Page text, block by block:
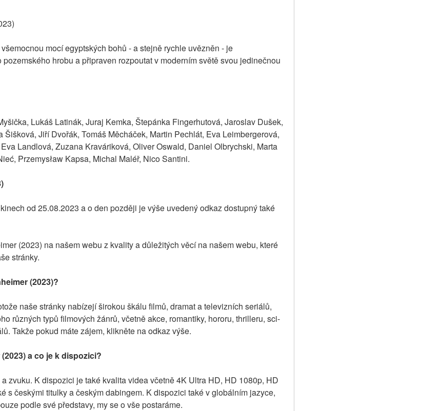
mocí egyptských bohů - a stejně rychle uvězněn - je
hrobu a připraven rozpoutat v moderním světě svou jedinečnou
Lukáš Latinák, Juraj Kemka, Štepánka Fingerhutová, Jaroslav Dušek,
Jiří Dvořák, Tomáš Měcháček, Martin Pechlát, Eva Leimbergerová,
Landlová, Zuzana Kraváriková, Oliver Oswald, Daniel Olbrychski, Marta
Przemysław Kapsa, Michal Maléř, Nico Santini.
od 25.08.2023 a o den později je výše uvedený odkaz dostupný také
(2023) na našem webu z kvality a důležitých věcí na našem webu, které
stránky.
(2023)?
naše stránky nabízejí širokou škálu filmů, dramat a televizních seriálů,
různých typů filmových žánrů, včetně akce, romantiky, hororu, thrilleru, sci-
Takže pokud máte zájem, klikněte na odkaz výše.
a co je k dispozici?
zvuku. K dispozici je také kvalita videa včetně 4K Ultra HD, HD 1080p, HD
s českými titulky a českým dabingem. K dispozici také v globálním jazyce,
podle své představy, my se o vše postaráme.